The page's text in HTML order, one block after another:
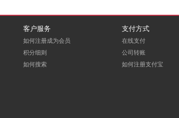
客户服务
如何注册成为会员
积分细则
如何搜索
支付方式
在线支付
公司转账
如何注册支付宝